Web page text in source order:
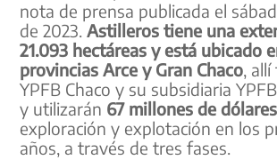
nota de prensa publicada el
de 2023.Astilleros tiene una
21.093 hectáreas y está ubicado
provincias Arce y Gran Chaco,
YPFB Chaco y su subsidiaria
y utilizarán 67 millones de dólares
exploración y explotación en los
años, a través de tres fases.